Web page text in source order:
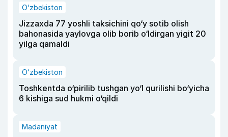
O‘zbekiston
Jizzaxda 77 yoshli taksichini qo‘y sotib olish
bahonasida yaylovga olib borib o‘ldirgan yigit 20
yilga qamaldi
O‘zbekiston
Toshkentda o‘pirilib tushgan yo‘l qurilishi bo‘yicha
6 kishiga sud hukmi o‘qildi
Madaniyat